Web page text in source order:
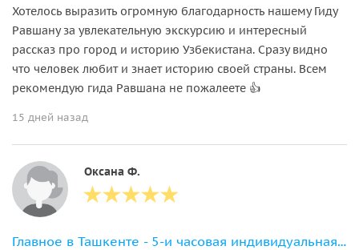
Хотелось выразить огромную благодарность нашему Гиду
Равшану за увлекательную экскурсию и интересный
рассказ про город и историю Узбекистана. Сразу видно
что человек любит и знает историю своей страны. Всем
рекомендую гида Равшана не пожалеете 👍
15 дней назад
Оксана Ф.
Главное в Ташкенте - 5-и часовая индивидуальная экскурсия